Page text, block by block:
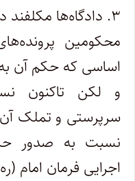
۳. دادگاه‌ها مکلفند
اساسی که حکم آن
و لکن تاکنون
سرپرستی و تملک آن
نسبت به صدور
اجرایی فرمان امام